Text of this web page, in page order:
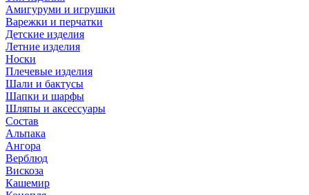
Амигуруми и игрушки
Варежки и перчатки
Детские изделия
Летние изделия
Носки
Плечевые изделия
Шали и бактусы
Шапки и шарфы
Шляпы и аксессуары
Состав
Альпака
Ангора
Верблюд
Вискоза
Кашемир